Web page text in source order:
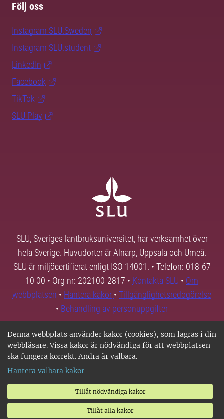
Denna webbplats använder kakor (cookies), som lagras i din
webbläsare. Vissa kakor är nödvändiga för att webbplatsen
ska fungera korrekt. Andra är valbara.
Hantera valbara kakor
Tillåt nödvändiga kakor
Tillåt alla kakor
Följ oss
Instagram SLU.Sweden
Instagram SLU.student
LinkedIn
Facebook
TikTok
SLU Play
SLU, Sveriges lantbruksuniversitet, har verksamhet över
hela Sverige. Huvudorter är Alnarp, Uppsala och Umeå.
SLU är miljöcertifierat enligt ISO 14001. • Telefon: 018-67
10 00 • Org nr: 202100-2817 • Kontakta SLU • Om
webbplatsen • Hantera kakor • Tillgänglighetsredogörelse
• Behandling av personuppgifter